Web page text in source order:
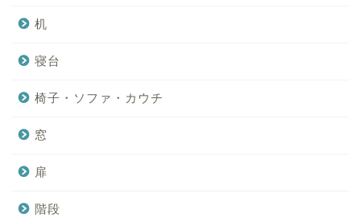
机
寝台
椅子・ソファ・カウチ
窓
扉
階段